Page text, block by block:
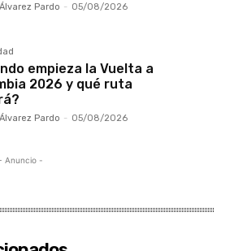
Pardo - 05/08/2026
empieza la Vuelta a
2026 y qué ruta
Pardo - 05/08/2026
Anuncio -